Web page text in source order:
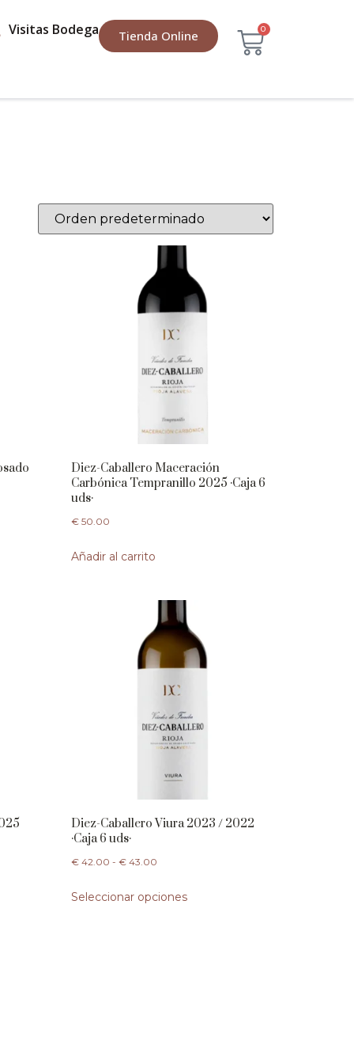
Visitas Bodega Tienda Online 0
Diez-Caballero Maceración
Carbónica Tempranillo 2025 ·Caja 6
uds·
€ 50.00
Añadir al carrito
Diez-Caballero Viura 2023 / 2022
·Caja 6 uds·
€ 42.00 - € 43.00
Seleccionar opciones